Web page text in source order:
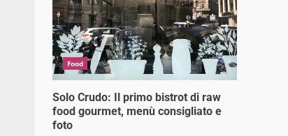
Food
Solo Crudo: Il primo bistrot di raw
food gourmet, menù consigliato e
foto